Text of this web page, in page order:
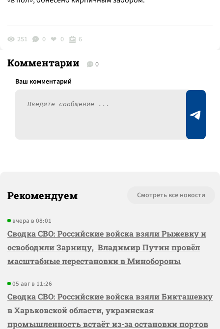
251 0 0 6
Комментарии 0
Рекомендуем Смотреть все новости
вчера в 08:01
Сводка СВО: Российские войска взяли Рыжевку и
освободили Зарницу, Владимир Путин провёл
масштабные перестановки в Минобороны
05 авг в 11:26
Сводка СВО: Российские войска взяли Бикташевку
в Харьковской области, украинская
промышленность встаёт из-за остановки портов